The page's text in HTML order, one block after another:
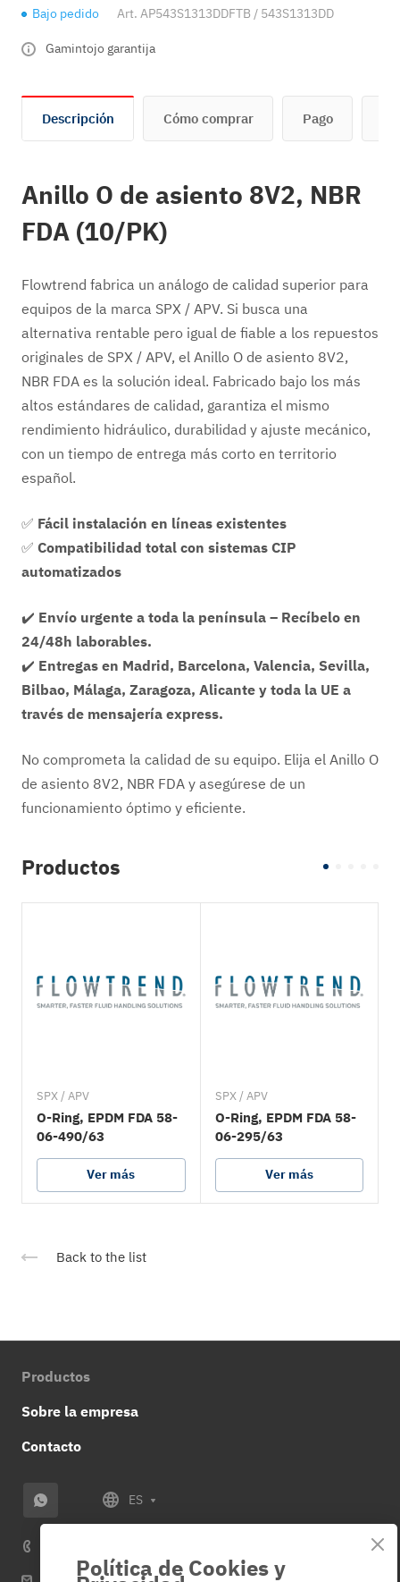
Bajo pedido Art. AP543S1313DDFTB / 543S1313DD
Gamintojo garantija
Descripción Cómo comprar Pago
Anillo O de asiento 8V2, NBR
FDA (10/PK)
Flowtrend fabrica un análogo de calidad superior para
equipos de la marca SPX / APV. Si busca una
alternativa rentable pero igual de fiable a los repuestos
originales de SPX / APV, el Anillo O de asiento 8V2,
NBR FDA es la solución ideal. Fabricado bajo los más
altos estándares de calidad, garantiza el mismo
rendimiento hidráulico, durabilidad y ajuste mecánico,
con un tiempo de entrega más corto en territorio
español.
✅ Fácil instalación en líneas existentes
✅ Compatibilidad total con sistemas CIP
automatizados
✔️ Envío urgente a toda la península – Recíbelo en
24/48h laborables.
✔️ Entregas en Madrid, Barcelona, Valencia, Sevilla,
Bilbao, Málaga, Zaragoza, Alicante y toda la UE a
través de mensajería express.
No comprometa la calidad de su equipo. Elija el Anillo O
de asiento 8V2, NBR FDA y asegúrese de un
funcionamiento óptimo y eficiente.
Productos
SPX / APV
O-Ring, EPDM FDA 58-
06-490/63
Ver más
SPX / APV
O-Ring, EPDM FDA 58-
06-295/63
Ver más
Back to the list
Productos
Sobre la empresa
Contacto
ES
Política de Cookies y